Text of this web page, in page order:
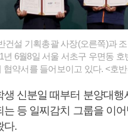
건설 기획총괄 사장(오른쪽)과
년 6월8일 서울 서초구 우면동
협약서를 들어보이고 있다. <호
생 신분일 때부터 분양대행
는 등 일찌감치 그룹을 이
다.